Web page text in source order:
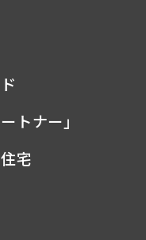
トナー」
宅